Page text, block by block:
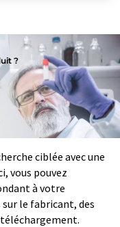
?
ciblée avec une
vous pouvez
à votre
le fabricant, des
téléchargement.